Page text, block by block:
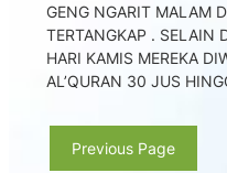
GENG NGARIT MALAM
TERTANGKAP . SELAIN
HARI KAMIS MEREKA
AL’QURAN 30 JUS
Previous Page